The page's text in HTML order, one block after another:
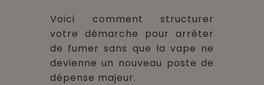
Voici comment structurer
votre démarche pour arrêter
de fumer sans que la vape ne
devienne un nouveau poste de
dépense majeur.